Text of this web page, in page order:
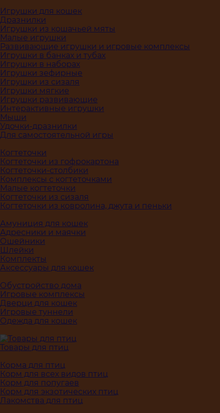
Игрушки для кошек
Дразнилки
Игрушки из кошачьей мяты
Малые игрушки
Развивающие игрушки и игровые комплексы
Игрушки в банках и тубах
Игрушки в наборах
Игрушки зефирные
Игрушки из сизаля
Игрушки мягкие
Игрушки развивающие
Интерактивные игрушки
Мыши
Удочки-дразнилки
Для самостоятельной игры
Когтеточки
Когтеточки из гофрокартона
Когтеточки-столбики
Комплексы с когтеточками
Малые когтеточки
Когтеточки из сизаля
Когтеточки из ковролина, джута и пеньки
Амуниция для кошек
Адресники и маячки
Ошейники
Шлейки
Комплекты
Аксессуары для кошек
Обустройство дома
Игровые комплексы
Дверци для кошек
Игровые туннели
Одежда для кошек
Товары для птиц
Корма для птиц
Корм для всех видов птиц
Корм для попугаев
Корм для экзотических птиц
Лакомства для птиц